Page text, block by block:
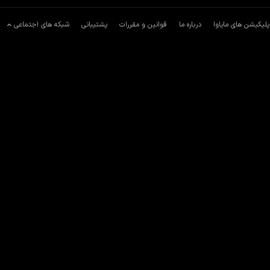
های مایاوا درباره ما قوانین و مقررات پشتیبانی شبکه های اجتماعی